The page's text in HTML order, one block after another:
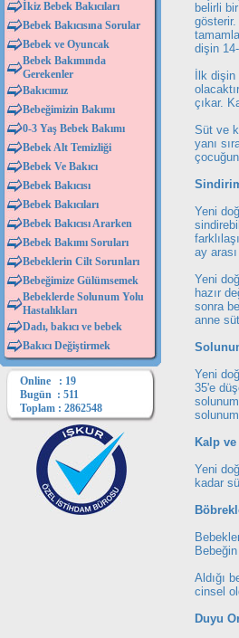
İkiz Bebek Bakıcıları
Bebek Bakıcısına Sorular
Bebek ve Oyuncak
Bebek Bakımında
Gerekenler
Bakıcımız
Bebeğimizin Bakımı
0-3 Yaş Bebek Bakımı
Bebek Alt Temizliği
Bebek Ve Bakıcı
Bebek Bakıcısı
Bebek Bakıcıları
Bebek Bakıcısı Ararken
Bebek Bakımı Soruları
Bebeklerin Cilt Sorunları
Bebeğimize Gülümsemek
Bebeklerde Solunum Yolu
Hastalıkları
Dadı, bakıcı ve bebek
Bakıcı Değiştirmek
Online : 19
Bugün : 511
Toplam : 2862548
belirli
gösterir.
dişin
İlk
çıkar.
Süt ve
yanı
Yeni
ay
Yeni
hazır
sonra
anne
Yeni
35'e
Kalp ve
Yeni
kadar
Aldığı
cinsel
Duyu